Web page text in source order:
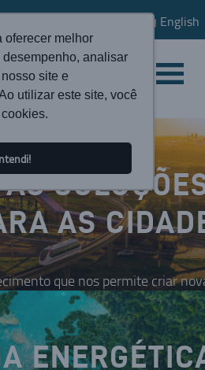
oferecer melhor
analisar
site e
utilizar este site, você
English
AS
que nos permite criar